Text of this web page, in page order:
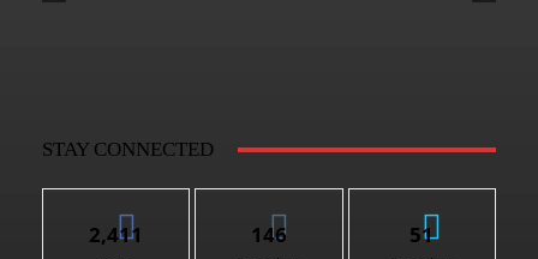
STAY CONNECTED
2,411 146 51